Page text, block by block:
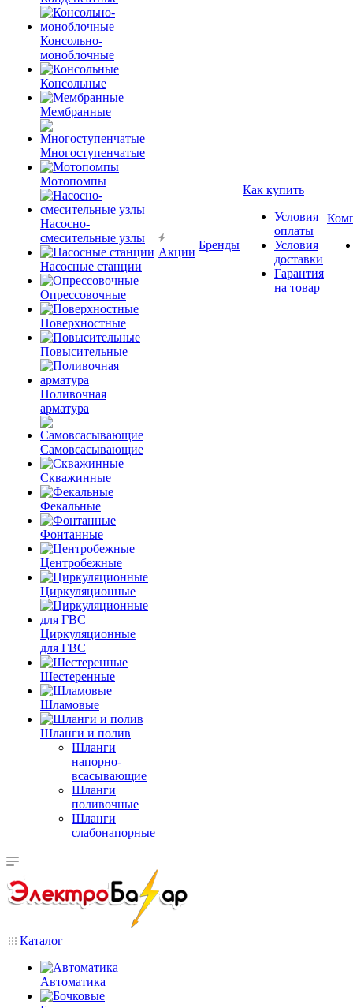
Консольно-
моноблочные
Консольные
Мембранные
Многоступенчатые
Мотопомпы
Насосно-
смесительные узлы
Насосные станции
Опрессовочные
Поверхностные
Повысительные
Поливочная
арматура
Самовсасывающие
Скважинные
Фекальные
Фонтанные
Центробежные
Циркуляционные
Циркуляционные
для ГВС
Шестеренные
Шламовые
Шланги и полив
Шланги
напорно-
всасывающие
Шланги
поливочные
Шланги
слабонапорные
Акции
Бренды
Как купить
Условия
оплаты
Условия
доставки
Гарантия
на товар
Каталог
Автоматика